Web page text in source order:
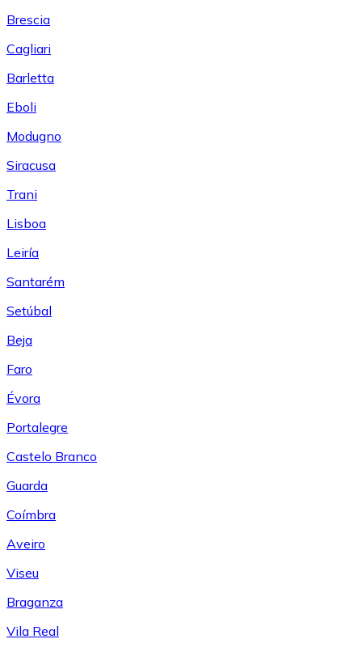
Brescia
Cagliari
Barletta
Eboli
Modugno
Siracusa
Trani
Lisboa
Leiría
Santarém
Setúbal
Beja
Faro
Évora
Portalegre
Castelo Branco
Guarda
Coímbra
Aveiro
Viseu
Braganza
Vila Real